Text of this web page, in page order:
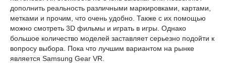
дополнить реальность различными маркировками, картами,
метками и прочим, что очень удобно. Также с их помощью
можно смотреть 3D фильмы и играть в игры. Однако
большое количество моделей заставляет серьезно подойти к
вопросу выбора. Пока что лучшим вариантом на рынке
является Samsung Gear VR.